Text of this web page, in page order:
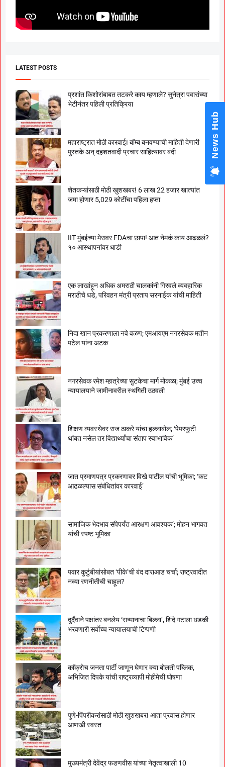
LATEST POSTS
प्रशांत किशोरांबाबत तटकरे काय म्हणाले? सुनेत्रा पवारांच्या
भेटीनंतर पहिली प्रतिक्रिया
महाराष्ट्रात मोठी कारवाई! बॉम्ब बनवण्याची माहिती देणारी
पुस्तके अन् दहशतवादी प्रचार साहित्यावर बंदी
शेतकऱ्यांसाठी मोठी खुशखबर! 6 लाख 22 हजार खात्यांत
जमा होणार 5,029 कोटींचा पहिला हप्ता
IIT मुंबईच्या मेसवर FDAचा छापा! आत नेमकं काय आढळलं?
१० आस्थापनांवर धाडी
एक लाखांहून अधिक अमराठी चालकांनी गिरवले व्यवहारिक
मराठीचे धडे, परिवहन मंत्री प्रताप सरनाईक यांची माहिती
निदा खान प्रकरणाला नवे वळण; एमआयएम नगरसेवक मतीन
पटेल यांना अटक
नगरसेवक रमेश म्हात्रेच्या सुटकेचा मार्ग मोकळा; मुंबई उच्च
न्यायालयाने जामीनावरील स्थगिती उठवली
शिक्षण व्यवस्थेवर राज ठाकरे यांचा हल्लाबोल; ‘पेपरफुटी
थांबत नसेल तर विद्यार्थ्यांचा संताप स्वाभाविक’
जात प्रमाणपत्र प्रकरणावर विखे पाटील यांची भूमिका; ‘कट
आढळल्यास संबंधितांवर कारवाई’
सामाजिक भेदभाव संपेपर्यंत आरक्षण आवश्यक’; मोहन भागवत
यांची स्पष्ट भूमिका
पवार कुटुंबीयांसोबत ‘पीके’ची बंद दाराआड चर्चा; राष्ट्रवादीत
नव्या रणनीतीची चाहूल?
दुर्दैवाने पक्षांतर बनलेय ‘सन्मानाचा बिल्ला’, शिंदे गटाला धडकी
भरवणारी सर्वाेच्च न्यायालयाची टिप्पणी
काॅक्राेच जनता पार्टी जाणून घेणार क्या बाेलती पब्लिक,
अभिजित दिपके यांची राष्ट्रव्यापी माेहीमेची घाेषणा
पुणे-पिंपरीकरांसाठी मोठी खुशखबर! आता प्रवास होणार
आणखी स्वस्त
मुख्यमंत्री देवेंद्र फडणवीस यांच्या नेतृत्वाखाली 10
News Hub